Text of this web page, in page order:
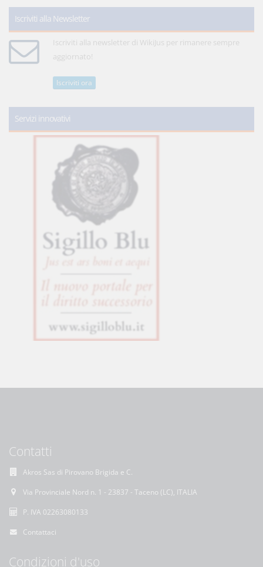
Iscriviti alla Newsletter
Iscriviti alla newsletter di WikiJus per rimanere sempre
aggiornato!
Iscriviti ora
Servizi innovativi
Contatti
Akros Sas di Pirovano Brigida e C.
Via Provinciale Nord n. 1 - 23837 - Taceno (LC), ITALIA
P. IVA 02263080133
Contattaci
Condizioni d'uso